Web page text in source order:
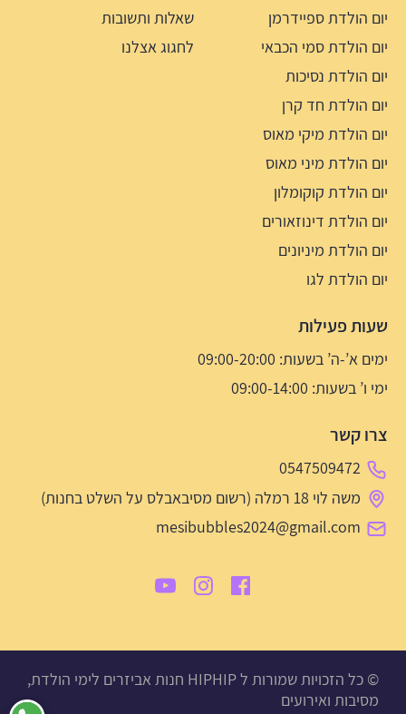
יום הולדת ספיידרמן
יום הולדת סמי הכבאי
יום הולדת נסיכות
יום הולדת חד קרן
יום הולדת מיקי מאוס
יום הולדת מיני מאוס
יום הולדת קוקומלון
יום הולדת דינוזאורים
יום הולדת מיניונים
יום הולדת לגו
שאלות ותשובות
לחגוג אצלנו
שעות פעילות
ימים א’-ה’ בשעות: 09:00-20:00
ימי ו’ בשעות: 09:00-14:00
צרו קשר
0547509472
משה לוי 18 רמלה (רשום מסיבאבלס על השלט בחנות)
mesibubbles2024@gmail.com
© כל הזכויות שמורות ל HIPHIP חנות אביזרים לימי הולדת,
מסיבות ואירועים